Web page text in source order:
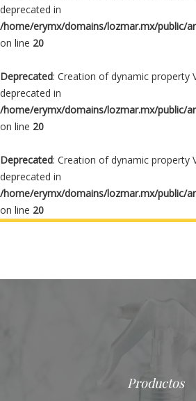
deprecated in
/home/erymx/domains/lozmar.mx/public/
on line 20
Deprecated: Creation of dynamic property
deprecated in
/home/erymx/domains/lozmar.mx/public/
on line 20
Deprecated: Creation of dynamic property
deprecated in
/home/erymx/domains/lozmar.mx/public/
on line 20
Productos